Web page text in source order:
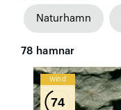
Naturhamn
78 hamnar
Wind
74